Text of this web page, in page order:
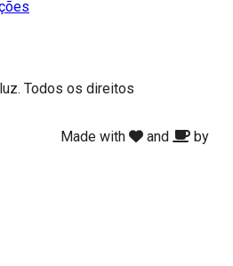
Todos os direitos
Made with
and
by